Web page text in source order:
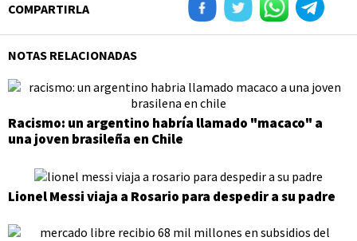
COMPARTIRLA
NOTAS RELACIONADAS
Racismo: un argentino habría llamado "macaco" a
una joven brasileña en Chile
Lionel Messi viaja a Rosario para despedir a su padre